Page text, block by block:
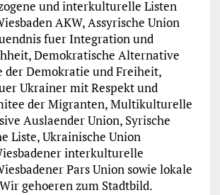
und interkulturelle Listen
AKW, Assyrische Union
fuer Integration und
Demokratische Alternative
der Demokratie und Freiheit,
Ukrainer mit Respekt und
der Migranten, Multikulturelle
Auslaender Union, Syrische
Liste, Ukrainische Union
interkulturelle
Pars Union sowie lokale
gehoeren zum Stadtbild.